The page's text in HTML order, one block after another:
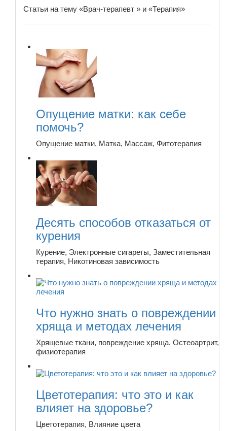
Статьи на тему «Врач-терапевт » и «Терапия»
Опущение матки: как себе
помочь?
Опущение матки, Матка, Массаж, Фитотерапия
Десять способов отказаться от
курения
Курение, Электронные сигареты, Заместительная
терапия, Никотиновая зависимость
Что нужно знать о повреждении
хряща и методах лечения
Хрящевые ткани, повреждение хряща, Остеоартрит,
физиотерапия
Цветотерапия: что это и как
влияет на здоровье?
Цветотерапия, Влияние цвета